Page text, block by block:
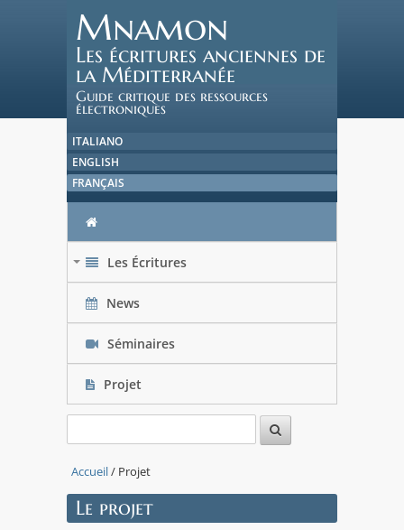
Mnamon
Les écritures anciennes de
la Méditerranée
Guide critique des ressources
électroniques
ITALIANO
ENGLISH
FRANÇAIS
Les Écritures
News
Séminaires
Projet
Accueil/ Projet
Le projet